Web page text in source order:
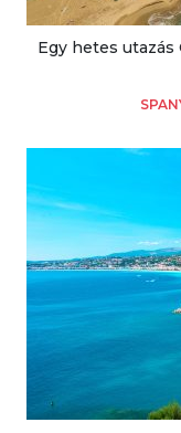
Egy hetes utazás